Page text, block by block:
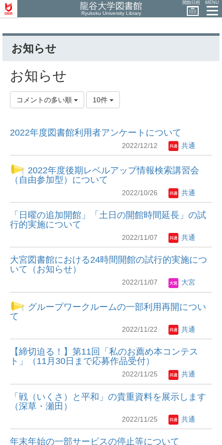
龍谷大学図書館
Ryukoku University Library
開館日程 MENU
お知らせ
お知らせ
コメントの多い順 10件
2022年度図書館利用者アンケートについて
2022/12/12 共通
2022年度後期レベルアップ情報検索講習会
（自由参加型）について
2022/10/26 共通
「日曜の追加開館」「土日の開館時間延長」の試
行的実施について
2022/11/07 共通
大宮図書館における24時間開館の試行的実施につ
いて（お知らせ）
2022/11/07 大宮
グループワークルームの一部利用再開につい
て
2022/11/22 共通
【締切迫る！】第11回「私のお薦め本コンテス
ト」（11月30日まで応募作品受付）
2022/11/25 共通
「戦（いくさ）と平和」の貴重資料を展示します
（深草・瀬田）
2022/11/25 共通
年末年始の一部サービスの停止等について